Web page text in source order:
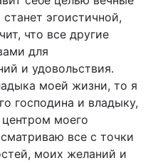
эгоистичной,
что все другие
для
и удовольствия.
моей жизни, то я
господина и владыку,
моего
все с точки
моих желаний и